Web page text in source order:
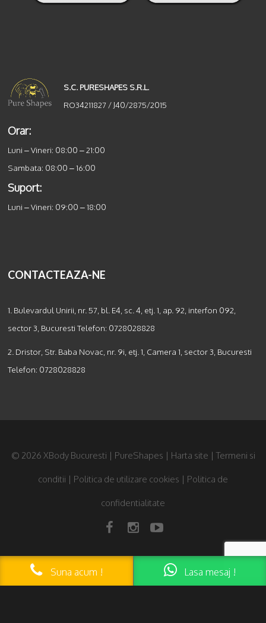
S.C. PURESHAPES S.R.L.
RO34211827 / J40/2875/2015
Orar:
Luni – Vineri: 08:00 – 21:00
Sambata: 08:00 – 16:00
Suport:
Luni – Vineri: 09:00 – 18:00
CONTACTEAZA-NE
1. Bulevardul Unirii, nr. 57, bl. E4, sc. 4, etj. 1, ap. 92, interfon 092,
sector 3, Bucuresti Telefon: 0728028828
2. Dristor, Str. Baba Novac, nr. 9i, etj. 1, Camera 1, sector 3, Bucuresti
Telefon: 0728028828
© 2026 XBody Bucuresti | PureShapes | Harta site | Termeni si
conditii | Politica de utilizare cookies | Politica de
confidentialitate
Suna acum ! Lasa mesaj !